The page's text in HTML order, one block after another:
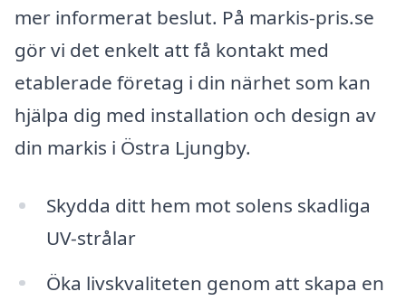
mer informerat beslut. På markis-pris.se
gör vi det enkelt att få kontakt med
etablerade företag i din närhet som kan
hjälpa dig med installation och design av
din markis i Östra Ljungby.
Skydda ditt hem mot solens skadliga
UV-strålar
Öka livskvaliteten genom att skapa en